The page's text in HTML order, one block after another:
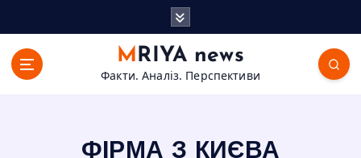
MRIYA news
Факти. Аналіз. Перспективи
ФІРМА З КИЄВА